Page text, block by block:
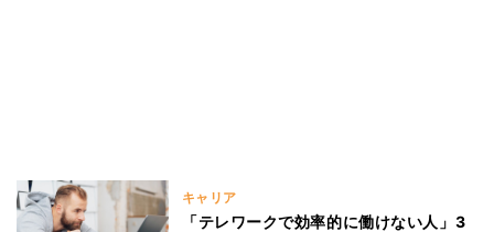
キャリア
「テレワークで効率的に働けない人」3